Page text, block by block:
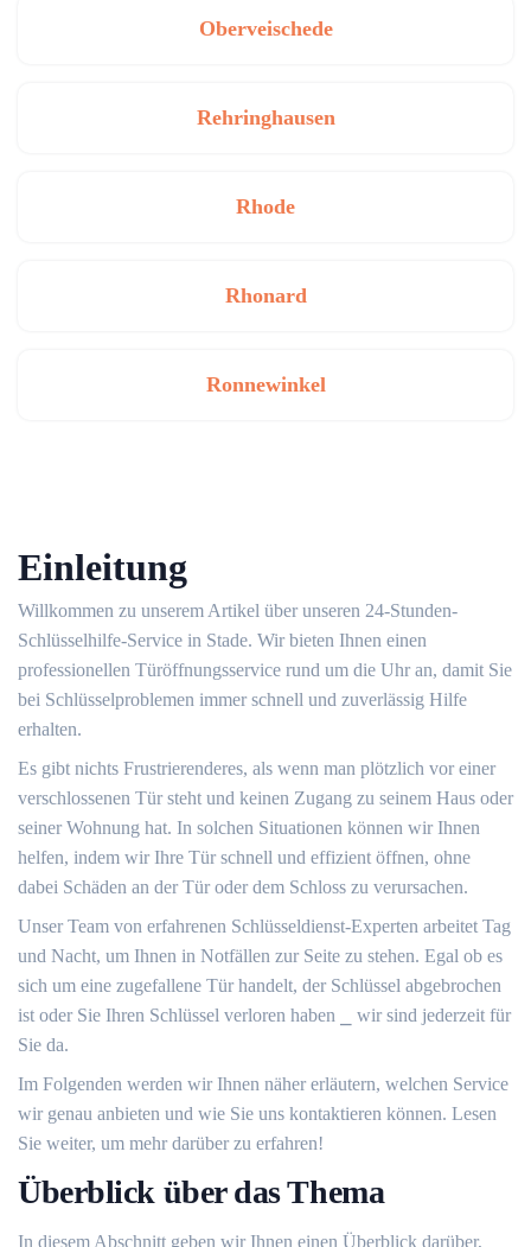
Oberveischede
Rehringhausen
Rhode
Rhonard
Ronnewinkel
Einleitung
Willkommen zu unserem Artikel über unseren 24-Stunden-
Schlüsselhilfe-Service in Stade.​ Wir bieten Ihnen einen
professionellen Türöffnungsservice rund um die Uhr an, damit Sie
bei Schlüsselproblemen immer schnell und zuverlässig Hilfe
erhalten.​
Es gibt nichts Frustrierenderes, als wenn man plötzlich vor einer
verschlossenen Tür steht und keinen Zugang zu seinem Haus oder
seiner Wohnung hat.​ In solchen Situationen können wir Ihnen
helfen, indem wir Ihre Tür schnell und effizient öffnen, ohne
dabei Schäden an der Tür oder dem Schloss zu verursachen.​
Unser Team von erfahrenen Schlüsseldienst-Experten arbeitet Tag
und Nacht, um Ihnen in Notfällen zur Seite zu stehen.​ Egal ob es
sich um eine zugefallene Tür handelt, der Schlüssel abgebrochen
ist oder Sie Ihren Schlüssel verloren haben ⎯ wir sind jederzeit für
Sie da.​
Im Folgenden werden wir Ihnen näher erläutern, welchen Service
wir genau anbieten und wie Sie uns kontaktieren können.​ Lesen
Sie weiter, um mehr darüber zu erfahren!​
Überblick über das Thema
In diesem Abschnitt geben wir Ihnen einen Überblick darüber,